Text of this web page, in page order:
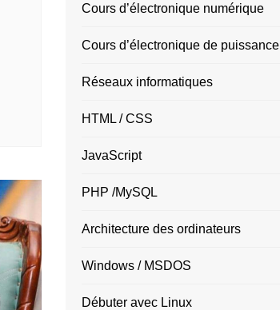
Cours d’électronique numérique
Cours d’électronique de puissance
Réseaux informatiques
HTML / CSS
JavaScript
PHP /MySQL
Architecture des ordinateurs
Windows / MSDOS
Débuter avec Linux